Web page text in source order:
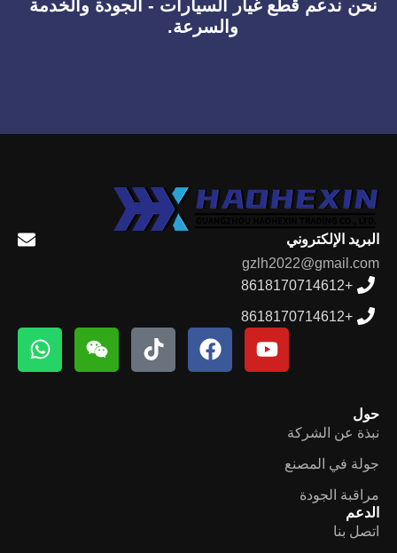
نحن ندعم قطع غيار السيارات - الجودة والخدمة
والسرعة.
البريد الإلكتروني
gzlh2022@gmail.com
+8618170714612
+8618170714612
حول
نبذة عن الشركة
جولة في المصنع
مراقبة الجودة
الدعم
اتصل بنا